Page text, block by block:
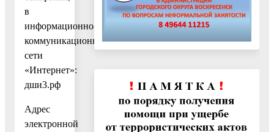
в
информационно-
коммуникационной
сети
«Интернет»:
дши3.рф
Адрес
электронной